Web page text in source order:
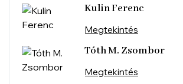
Kulin Ferenc
Megtekintés
Tóth M. Zsombor
Megtekintés